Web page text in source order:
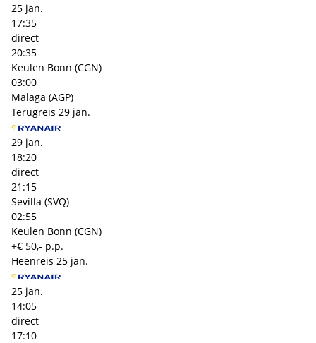
25 jan.
17:35
direct
20:35
Keulen Bonn (CGN)
03:00
Malaga (AGP)
Terugreis 29 jan.
29 jan.
18:20
direct
21:15
Sevilla (SVQ)
02:55
Keulen Bonn (CGN)
+€ 50,- p.p.
Heenreis 25 jan.
25 jan.
14:05
direct
17:10